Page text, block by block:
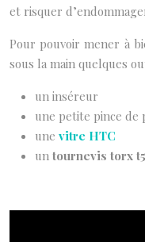
et risquer
Pour pouvoir mener à
sous la main quelques
un inséreur
une petite pince de
une vitre HTC
un tournevis torx t5